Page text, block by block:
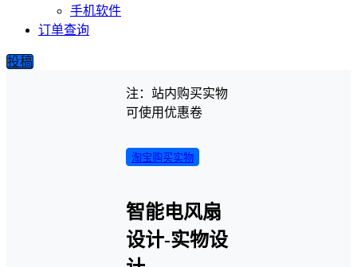
手机软件
订单查询
投稿
注：站内购买实物
可使用优惠卷
淘宝购买实物
智能电风扇
设计-实物设